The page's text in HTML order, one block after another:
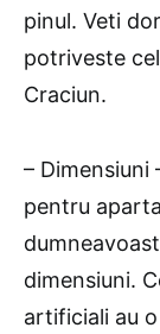
pinul. Veti
potriveste
Craciun.
– Dimensiuni
pentru
dimensiuni.
artificiali au